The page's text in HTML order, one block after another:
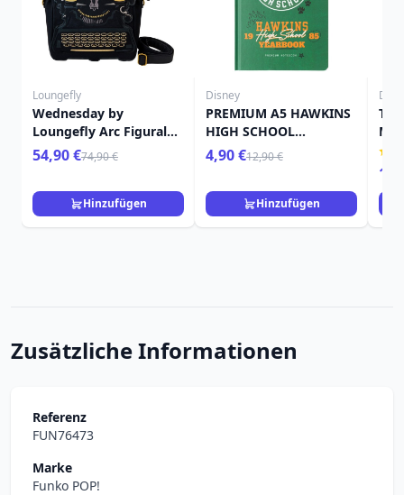
Loungefly
Wednesday by
Loungefly Arc Figural
Typewriter
schultertasche
54,90 €74,90 €
Hinzufügen
Disney
PREMIUM A5 HAWKINS
HIGH SCHOOL
NOTIZBUCH -
STRANGER THINGS
4,90 €12,90 €
Hinzufügen
MIT
Zusätzliche Informationen
Referenz
FUN76473
Marke
Funko POP!